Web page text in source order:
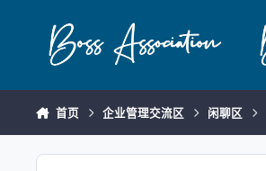
首页 企业管理交流区 闲聊区